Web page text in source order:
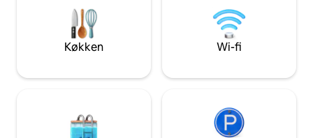
udendørs
eller
Køkken Wi-fi